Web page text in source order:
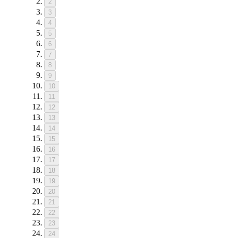
2
3
4
5
6
7
8
9
10
11
12
13
14
15
16
17
18
19
20
21
22
23
24